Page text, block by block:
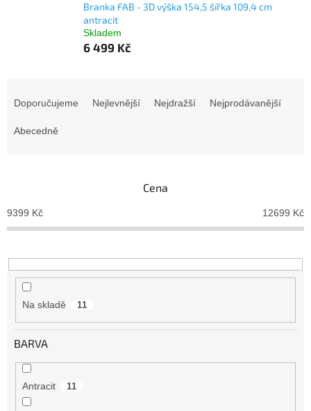
Branka FAB - 3D výška 154,5 šířka 109,4 cm
antracit
Skladem
6 499 Kč
o
d
k
t
Doporučujeme Nejlevnější Nejdražší Nejprodávanější
Abecedně
Cena
9399 Kč 12699 Kč
Na skladě 11
BARVA
Antracit 11